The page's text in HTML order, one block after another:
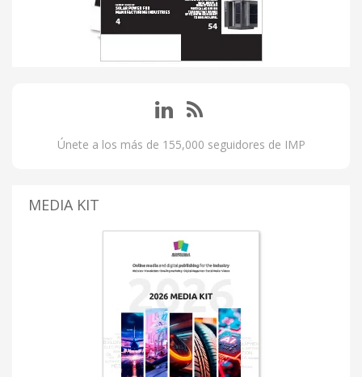
Únete a los más de 155,000 seguidores de IMP
MEDIA KIT